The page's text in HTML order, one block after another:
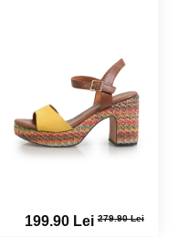
199.90 Lei279.90 Lei